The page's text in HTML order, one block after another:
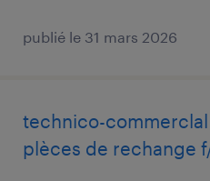
publié le 31 mars 2026
technico-
plèces de rechange